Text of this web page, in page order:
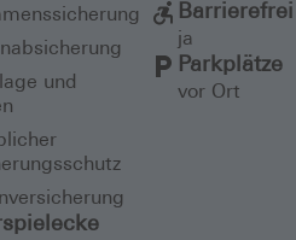
und
Barrierefrei
ja
Parkplätze
vor Ort